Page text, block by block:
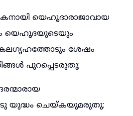
യെഹൂദാരാജാവായ
യെഹൂദയുടെയും
ശേഷം
പുറപ്പെടരുതു;
യുദ്ധം ചെയ്കയുമരുതു;